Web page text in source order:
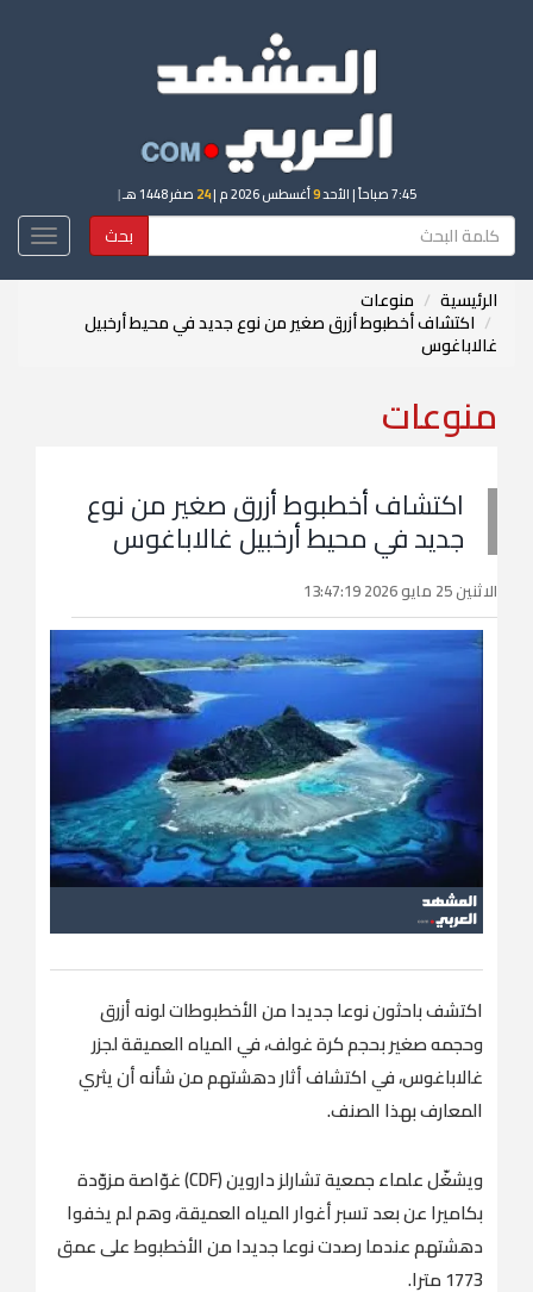
7:45 صباحاً | الأحد9أغسطس 2026 م | 24 صفر 1448 هـ |
بحث
الرئيسية منوعات
اكتشاف أخطبوط أزرق صغير من نوع جديد في محيط أرخبيل
غالاباغوس
منوعات
اكتشاف أخطبوط أزرق صغير من نوع
جديد في محيط أرخبيل غالاباغوس
الاثنين 25 مايو 2026 13:47:19
اكتشف باحثون نوعا جديدا من الأخطبوطات لونه أزرق
وحجمه صغير بحجم كرة غولف، في المياه العميقة لجزر
غالاباغوس، في اكتشاف أثار دهشتهم من شأنه أن يثري
المعارف بهذا الصنف.
ويشغّل علماء جمعية تشارلز داروين (CDF) غوّاصة مزوّدة
بكاميرا عن بعد تسبر أغوار المياه العميقة، وهم لم يخفوا
دهشتهم عندما رصدت نوعا جديدا من الأخطبوط على عمق
1773 مترا.